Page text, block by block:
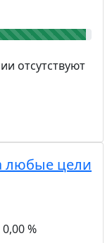
отсутствуют
любые цели
0,00 %